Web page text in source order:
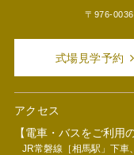
〒976-
式場見学予約
アクセス
【電車・バスをご利用
JR常磐線［相馬駅」下車